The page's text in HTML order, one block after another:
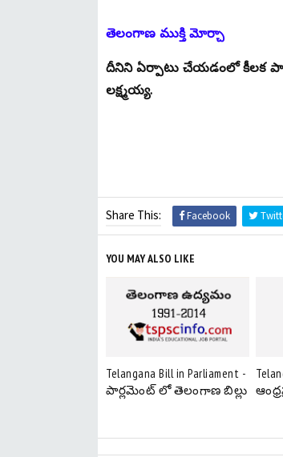
తెలంగాణ ముక్తి మోర్చా
దీనిని ఏర్పాటు చేయడంలో కీలక
లక్ష్మయ్య.
Share This: Facebook
YOU MAY ALSO LIKE
Telangana Bill in Parliament -
పార్లమెంట్ లో తెలంగాణ బిల్లు